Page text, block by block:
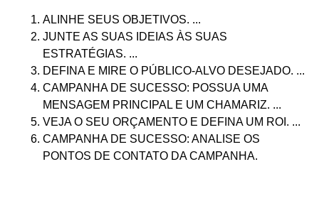
ALINHE SEUS OBJETIVOS. ...
JUNTE AS SUAS IDEIAS ÀS SUAS
ESTRATÉGIAS. ...
DEFINA E MIRE O PÚBLICO-ALVO DESEJADO. ...
CAMPANHA DE SUCESSO: POSSUA UMA
MENSAGEM PRINCIPAL E UM CHAMARIZ. ...
VEJA O SEU ORÇAMENTO E DEFINA UM ROI. ...
CAMPANHA DE SUCESSO: ANALISE OS
PONTOS DE CONTATO DA CAMPANHA.